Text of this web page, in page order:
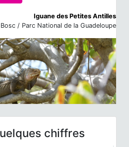
Iguane des Petites Antilles
/ Parc National de la Guadeloupe
chiffres